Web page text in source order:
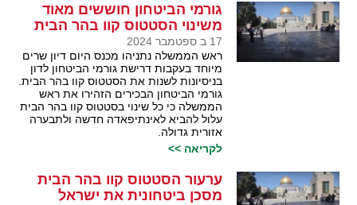
גורמי הביטחון חוששים מאוד
משינוי הסטטוס קוו בהר הבית
17 ב ספטמבר 2024
ראש הממשלה נתניהו מכנס היום דיון שרים
מיוחד בעקבות דרישת גורמי הביטחון לדון
בניסיונות לשנות את הסטטוס קוו בהר הבית.
גורמי הביטחון הבכירים הזהירו את ראש
הממשלה כי כל שינוי בסטטוס קוו בהר הבית
עלול להביא לאינתיפאדה חדשה ולתבערה
אזורית גדולה.
לקריאה >>
ערעור הסטטוס קוו בהר הבית
מסכן ביטחונית את ישראל